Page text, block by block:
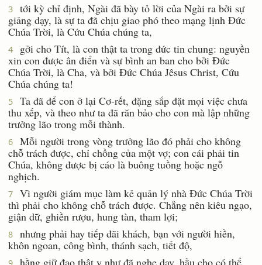
3
tới kỳ chỉ định, Ngài đã bày tỏ lời của Ngài ra bởi sự
giảng dạy, là sự ta đã chịu giao phó theo mạng lịnh Ðức
Chúa Trời, là Cứu Chúa chúng ta,
4
gởi cho Tít, là con thật ta trong đức tin chung: nguyền
xin con được ân điển và sự bình an ban cho bởi Ðức
Chúa Trời, là Cha, và bởi Ðức Chúa Jêsus Christ, Cứu
Chúa chúng ta!
5
Ta đã để con ở lại Cơ-rết, đặng sắp đặt mọi việc chưa
thu xếp, và theo như ta đã răn bảo cho con mà lập những
trưởng lão trong mỗi thành.
6
Mỗi người trong vòng trưởng lão đó phải cho không
chỗ trách được, chỉ chồng của một vợ; con cái phải tin
Chúa, không được bị cáo là buông tuồng hoặc ngỗ
nghịch.
7
Vì người giám mục làm kẻ quản lý nhà Ðức Chúa Trời
thì phải cho không chỗ trách được. Chẳng nên kiêu ngạo,
giận dữ, ghiền rượu, hung tàn, tham lợi;
8
nhưng phải hay tiếp đãi khách, bạn với người hiền,
khôn ngoan, công bình, thánh sạch, tiết độ,
hằng giữ đạo thật y như đã nghe dạy, hầu cho có thể